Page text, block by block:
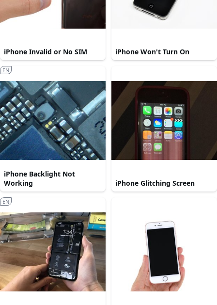
iPhone Invalid or No SIM iPhone Won't Turn On
iPhone Backlight Not
Working
EN
iPhone Glitching Screen
EN